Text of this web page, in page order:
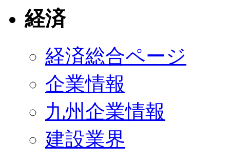
経済
経済総合ページ
企業情報
九州企業情報
建設業界